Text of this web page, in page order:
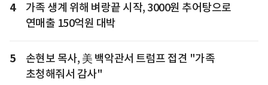
4
가족 생계 위해 벼랑끝 시작, 3000원 추어탕으로
연매출 150억원 대박
5
손현보 목사, 美 백악관서 트럼프 접견 "가족
초청해줘서 감사"